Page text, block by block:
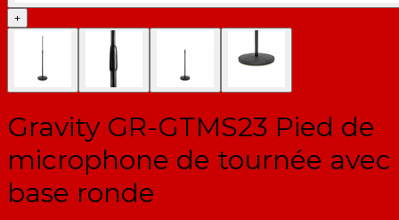
+
Gravity GR-GTMS23 Pied de
microphone de tournée avec
base ronde